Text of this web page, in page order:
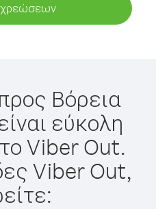
Βόρεια
εύκολη
Viber Out.
Viber Out,